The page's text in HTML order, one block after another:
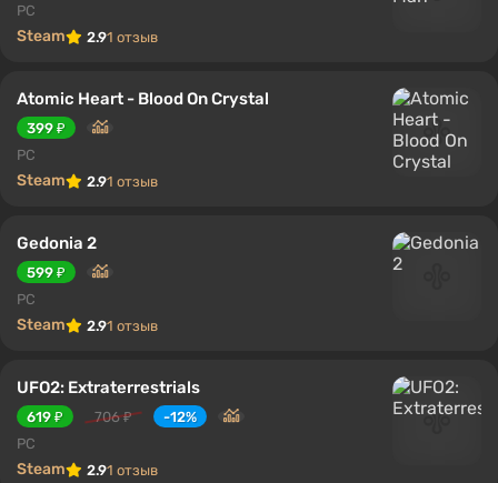
PC
Steam 2.91 отзыв
Atomic Heart - Blood On Crystal
399 ₽
PC
Steam 2.91 отзыв
Gedonia 2
599 ₽
PC
Steam 2.91 отзыв
UFO2: Extraterrestrials
619 ₽ 706 ₽
-12%
PC
Steam 2.91 отзыв